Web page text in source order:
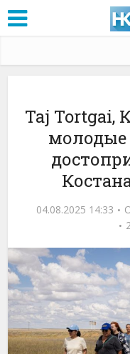
Taj Tortgai,
молодые
04.08.2025 14:33